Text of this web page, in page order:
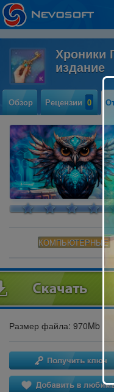
Хроники
издание
Обзор Рецензии 0
КОМПЬЮТЕРНЫЕ
Размер файла: 970Mb